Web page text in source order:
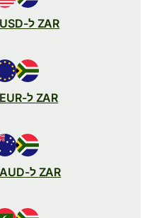
ZAR ל-USD
ZAR ל-EUR
ZAR ל-AUD